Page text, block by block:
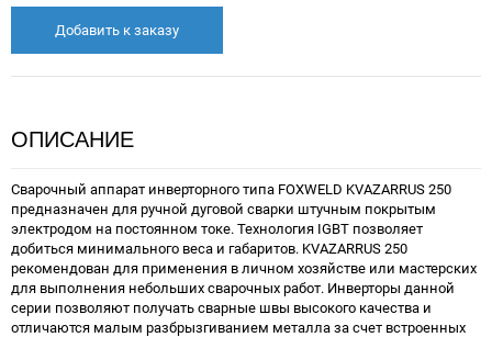
Добавить к заказу
ОПИСАНИЕ
Сварочный аппарат инверторного типа FOXWELD KVAZARRUS 250
предназначен для ручной дуговой сварки штучным покрытым
электродом на постоянном токе. Технология IGBT позволяет
добиться минимального веса и габаритов. KVAZARRUS 250
рекомендован для применения в личном хозяйстве или мастерских
для выполнения небольших сварочных работ. Инверторы данной
серии позволяют получать сварные швы высокого качества и
отличаются малым разбрызгиванием металла за счет встроенных